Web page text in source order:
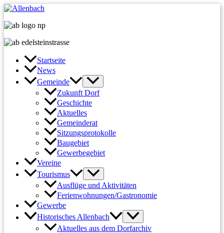
Zum
springen
Startseite
News
Gemeinde
Zukunft Dorf
Geschichte
Aktuelles
Gemeinderat
Sitzungsprotokolle
Baugebiet
Gewerbegebiet
Vereine
Tourismus
Ausflüge und Aktivitäten
Ferienwohnungen/Gastronomie
Gewerbe
Historisches Allenbach
Aktuelles aus dem Dorfarchiv